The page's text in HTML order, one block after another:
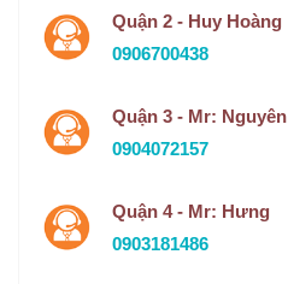
Quận 2 - Huy Hoàng
0906700438
Quận 3 - Mr: Nguyên
0904072157
Quận 4 - Mr: Hưng
0903181486